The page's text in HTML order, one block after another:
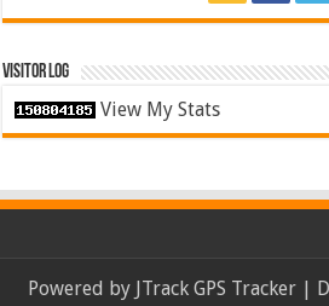
Visitor Log
View My Stats
Powered by JTrack GPS Tracker|